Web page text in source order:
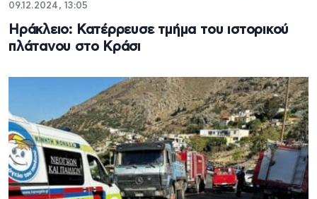
09.12.2024, 13:05
Ηράκλειο: Κατέρρευσε τμήμα του ιστορικού
πλάτανου στο Κράσι